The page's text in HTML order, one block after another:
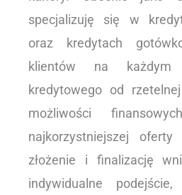
specjalizuję się w
oraz kredytach
klientów na każdym
kredytowego od
możliwości
najkorzystniejszej
złożenie i finalizację
indywidualne